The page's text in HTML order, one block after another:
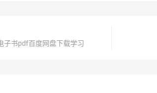
子书pdf百度网盘下载学习